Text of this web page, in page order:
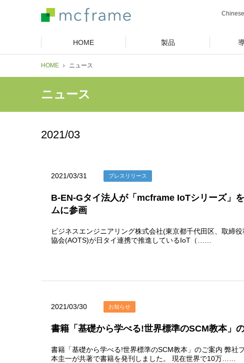
Chinese
HOME 製品
HOME ニュース
ニュース
2021/03
2021/03/31 プレスリリース
B-EN-Gタイ法人が「mcframe IoTシリーズ」
ムに参画
ビジネスエンジニアリング株式会社(東京都千代田区、取締
協会(AOTS)が日タイ連携で推進しているIoT（……
2021/03/30 お知らせ
書籍「基礎から学べる!世界標準のSCM教本」
書籍「基礎から学べる!世界標準のSCM教本」のご案内 弊社
本圭一が共著で書籍を発刊しました。 現在世界で10万……